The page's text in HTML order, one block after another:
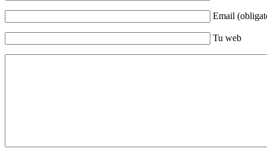
Email
Tu web